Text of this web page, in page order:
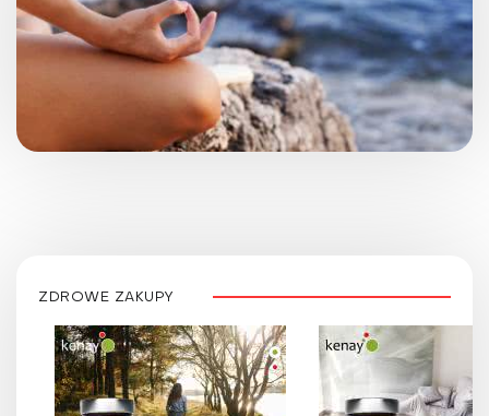
ZDROWE ZAKUPY